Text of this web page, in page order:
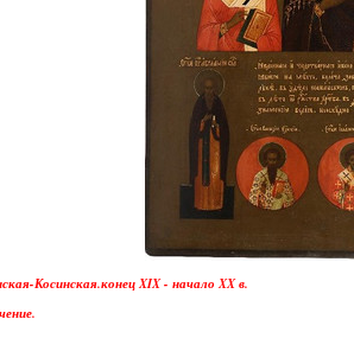
Косинская.конец XIX - начало XX в.